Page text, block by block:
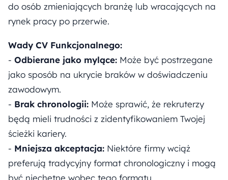
do osób zmieniających branżę lub wracających na
rynek pracy po przerwie.
Wady CV Funkcjonalnego:
- Odbierane jako mylące: Może być postrzegane
jako sposób na ukrycie braków w doświadczeniu
zawodowym.
- Brak chronologii: Może sprawić, że rekruterzy
będą mieli trudności z zidentyfikowaniem Twojej
ścieżki kariery.
- Mniejsza akceptacja: Niektóre firmy wciąż
preferują tradycyjny format chronologiczny i mogą